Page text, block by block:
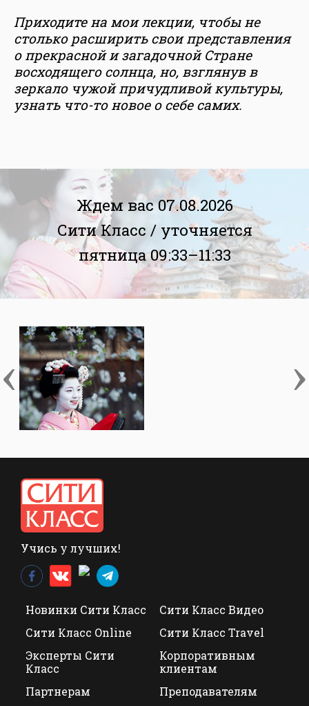
Приходите на мои лекции, чтобы не
столько расширить свои представления
о прекрасной и загадочной Стране
восходящего солнца, но, взглянув в
зеркало чужой причудливой культуры,
узнать что-то новое о себе самих.
Ждем вас 07.08.2026
Сити Класс / уточняется
пятница 09:33–11:33
‹ ›
Учись у лучших!
Новинки Сити Класс
Сити Класс Видео
Сити Класс Online
Сити Класс Travel
Эксперты Сити
Класс
Корпоративным
клиентам
Партнерам
Преподавателям